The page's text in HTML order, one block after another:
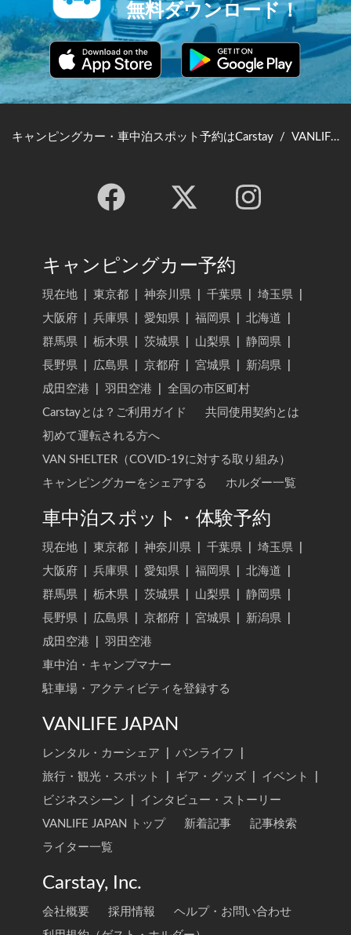
無料ダウンロード！
キャンピングカー・車中泊スポット予約はCarstay / VANLIFE JAPAN TOP
キャンピングカー予約
現在地 東京都 神奈川県 千葉県 埼玉県
大阪府
兵庫県 愛知県 福岡県 北海道
群馬県
栃木県 茨城県 山梨県 静岡県
長野県
広島県 京都府 宮城県 新潟県
成田空港
羽田空港
全国の市区町村
Carstayとは？ご利用ガイド
共同使用契約とは
初めて運転される方へ
VAN SHELTER（COVID-19に対する取り組み）
キャンピングカーをシェアする
ホルダー一覧
車中泊スポット・体験予約
現在地 東京都 神奈川県 千葉県 埼玉県
大阪府
兵庫県 愛知県 福岡県 北海道
群馬県
栃木県 茨城県 山梨県 静岡県
長野県
広島県 京都府 宮城県 新潟県
成田空港
羽田空港
車中泊・キャンプマナー
駐車場・アクティビティを登録する
VANLIFE JAPAN
レンタル・カーシェア バンライフ
旅行・観光・スポット
ギア・グッズ イベント
ビジネスシーン
インタビュー・ストーリー
VANLIFE JAPAN トップ
新着記事
記事検索
ライター一覧
Carstay, Inc.
会社概要 採用情報
ヘルプ・お問い合わせ